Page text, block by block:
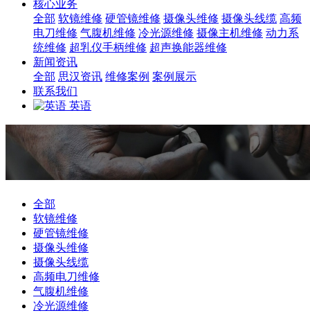
核心业务
全部 软镜维修 硬管镜维修 摄像头维修 摄像头线缆 高频
电刀维修 气腹机维修 冷光源维修 摄像主机维修 动力系
统维修 超乳仪手柄维修 超声换能器维修
新闻资讯
全部 思汉资讯 维修案例 案例展示
联系我们
英语
全部
软镜维修
硬管镜维修
摄像头维修
摄像头线缆
高频电刀维修
气腹机维修
冷光源维修